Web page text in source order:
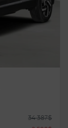
34 387$